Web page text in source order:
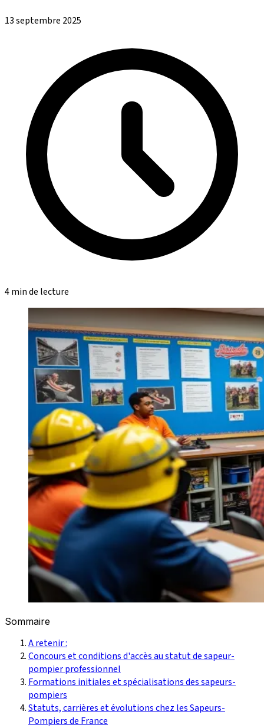
13 septembre 2025
4 min de lecture
Sommaire
A retenir :
Concours et conditions d'accès au statut de sapeur-
pompier professionnel
Formations initiales et spécialisations des sapeurs-
pompiers
Statuts, carrières et évolutions chez les Sapeurs-
Pompiers de France